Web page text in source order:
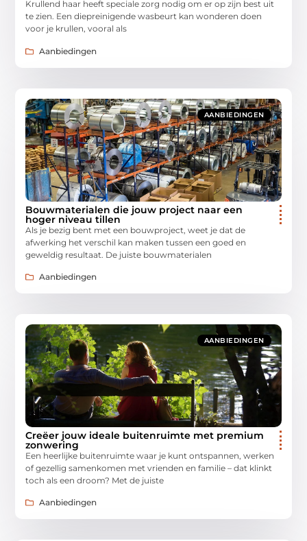
Krullend haar heeft speciale zorg nodig om er op zijn best uit
te zien. Een diepreinigende wasbeurt kan wonderen doen
voor je krullen, vooral als
Aanbiedingen
AANBIEDINGEN
Bouwmaterialen die jouw project naar een
hoger niveau tillen
Als je bezig bent met een bouwproject, weet je dat de
afwerking het verschil kan maken tussen een goed en
geweldig resultaat. De juiste bouwmaterialen
Aanbiedingen
AANBIEDINGEN
Creëer jouw ideale buitenruimte met premium
zonwering
Een heerlijke buitenruimte waar je kunt ontspannen, werken
of gezellig samenkomen met vrienden en familie – dat klinkt
toch als een droom? Met de juiste
Aanbiedingen